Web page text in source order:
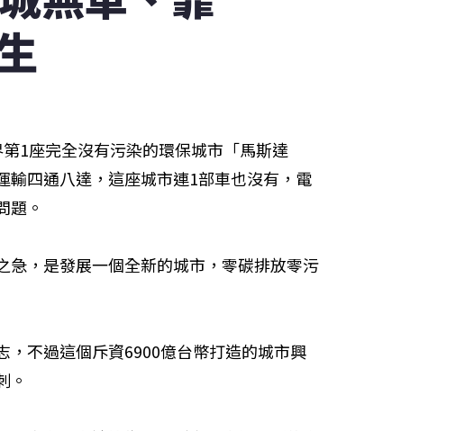
1座完全沒有污染的環保城市「馬斯達
四通八達，這座城市連1部車也沒有，電
題。
，是發展一個全新的城市，零碳排放零污
不過這個斥資6900億台幣打造的城市興
。